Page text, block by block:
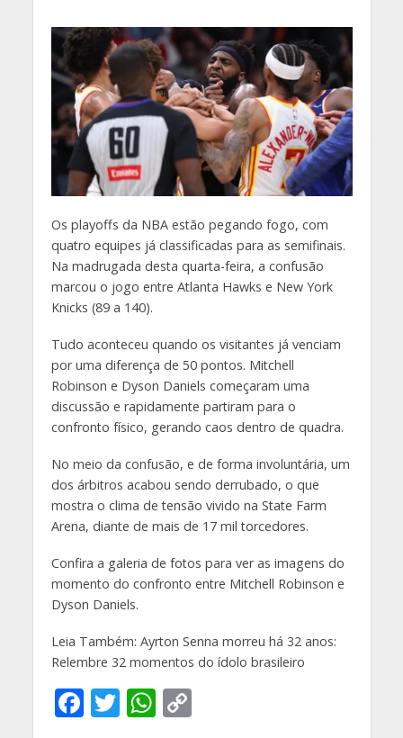
Os playoffs da NBA estão pegando fogo, com
quatro equipes já classificadas para as semifinais.
Na madrugada desta quarta-feira, a confusão
marcou o jogo entre Atlanta Hawks e New York
Knicks (89 a 140).
Tudo aconteceu quando os visitantes já venciam
por uma diferença de 50 pontos. Mitchell
Robinson e Dyson Daniels começaram uma
discussão e rapidamente partiram para o
confronto físico, gerando caos dentro de quadra.
No meio da confusão, e de forma involuntária, um
dos árbitros acabou sendo derrubado, o que
mostra o clima de tensão vivido na State Farm
Arena, diante de mais de 17 mil torcedores.
Confira a galeria de fotos para ver as imagens do
momento do confronto entre Mitchell Robinson e
Dyson Daniels.
Leia Também: Ayrton Senna morreu há 32 anos:
Relembre 32 momentos do ídolo brasileiro
F T W C